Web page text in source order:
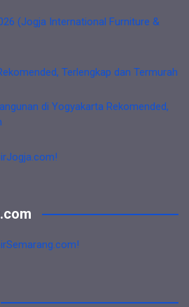
(Jogja International Furniture &
Terlengkap dan Termurah
di Yogyakarta Rekomended,